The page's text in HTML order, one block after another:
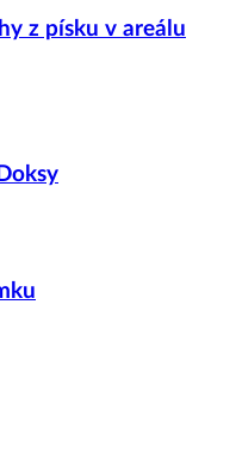
z písku v areálu